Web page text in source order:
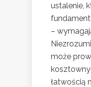
ustalenie,
–
może
łatwością